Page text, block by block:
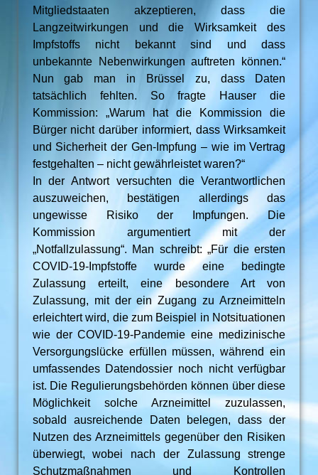
Mitgliedstaaten akzeptieren, dass die
Langzeitwirkungen und die Wirksamkeit des
Impfstoffs nicht bekannt sind und dass
unbekannte Nebenwirkungen auftreten können.“
Nun gab man in Brüssel zu, dass Daten
tatsächlich fehlten. So fragte Hauser die
Kommission: „Warum hat die Kommission die
Bürger nicht darüber informiert, dass Wirksamkeit
und Sicherheit der Gen-Impfung – wie im Vertrag
festgehalten – nicht gewährleistet waren?“
In der Antwort versuchten die Verantwortlichen
auszuweichen, bestätigen allerdings das
ungewisse Risiko der Impfungen. Die
Kommission argumentiert mit der
„Notfallzulassung“. Man schreibt: „Für die ersten
COVID-19-Impfstoffe wurde eine bedingte
Zulassung erteilt, eine besondere Art von
Zulassung, mit der ein Zugang zu Arzneimitteln
erleichtert wird, die zum Beispiel in Notsituationen
wie der COVID-19-Pandemie eine medizinische
Versorgungslücke erfüllen müssen, während ein
umfassendes Datendossier noch nicht verfügbar
ist. Die Regulierungsbehörden können über diese
Möglichkeit solche Arzneimittel zuzulassen,
sobald ausreichende Daten belegen, dass der
Nutzen des Arzneimittels gegenüber den Risiken
überwiegt, wobei nach der Zulassung strenge
Schutzmaßnahmen und Kontrollen